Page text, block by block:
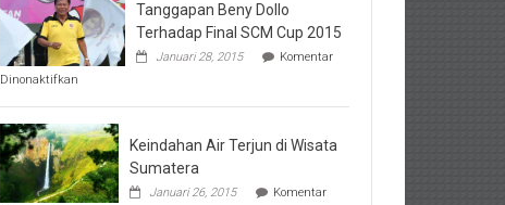
Penting
Sebelum
Lihat
Hasil
Tanggapan Beny Dollo
Terhadap Final SCM Cup 2015
Januari 28, 2015
Komentar
Dinonaktifkan
Beny
Dollo
Terhadap
Final
SCM
Cup
Keindahan Air Terjun di Wisata
Sumatera
Januari 26, 2015
Komentar